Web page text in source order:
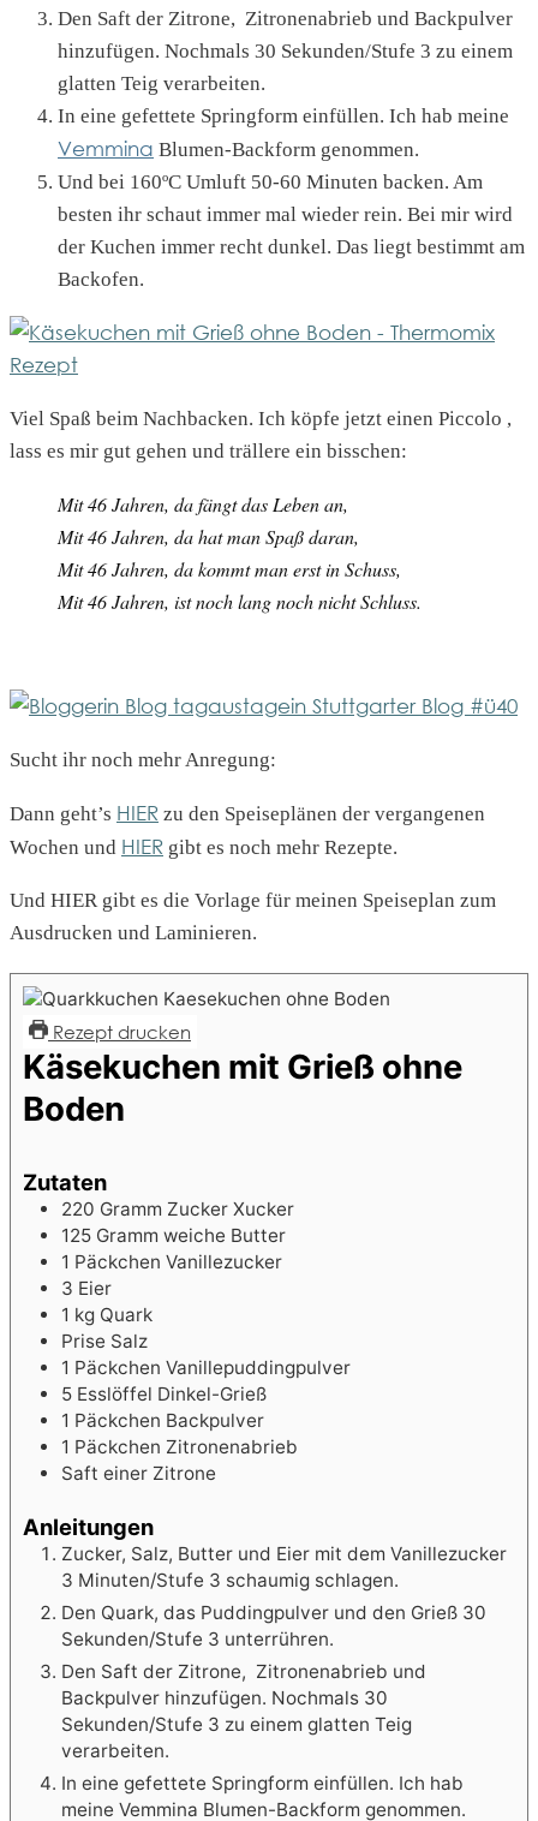
Den Saft der Zitrone, Zitronenabrieb und Backpulver
hinzufügen. Nochmals 30 Sekunden/Stufe 3 zu einem
glatten Teig verarbeiten.
In eine gefettete Springform einfüllen. Ich hab meine
Vemmina Blumen-Backform genommen.
Und bei 160ºC Umluft 50-60 Minuten backen. Am
besten ihr schaut immer mal wieder rein. Bei mir wird
der Kuchen immer recht dunkel. Das liegt bestimmt am
Backofen.
Viel Spaß beim Nachbacken. Ich köpfe jetzt einen Piccolo ,
lass es mir gut gehen und trällere ein bisschen:
Mit 46 Jahren, da fängt das Leben an,
Mit 46 Jahren, da hat man Spaß daran,
Mit 46 Jahren, da kommt man erst in Schuss,
Mit 46 Jahren, ist noch lang noch nicht Schluss.
Sucht ihr noch mehr Anregung:
Dann geht’s HIER zu den Speiseplänen der vergangenen
Wochen und HIER gibt es noch mehr Rezepte.
Und HIER gibt es die Vorlage für meinen Speiseplan zum
Ausdrucken und Laminieren.
Rezept drucken
Käsekuchen mit Grieß ohne
Boden
Zutaten
220 Gramm Zucker Xucker
125 Gramm weiche Butter
1 Päckchen Vanillezucker
3 Eier
1 kg Quark
Prise Salz
1 Päckchen Vanillepuddingpulver
5 Esslöffel Dinkel-Grieß
1 Päckchen Backpulver
1 Päckchen Zitronenabrieb
Saft einer Zitrone
Anleitungen
Zucker, Salz, Butter und Eier mit dem Vanillezucker
3 Minuten/Stufe 3 schaumig schlagen.
Den Quark, das Puddingpulver und den Grieß 30
Sekunden/Stufe 3 unterrühren.
Den Saft der Zitrone, Zitronenabrieb und
Backpulver hinzufügen. Nochmals 30
Sekunden/Stufe 3 zu einem glatten Teig
verarbeiten.
In eine gefettete Springform einfüllen. Ich hab
meine Vemmina Blumen-Backform genommen.